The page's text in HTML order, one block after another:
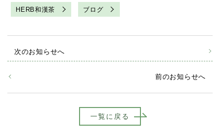
HERB和漢茶 ブログ
次のお知らせへ
前のお知らせへ
一覧に戻る